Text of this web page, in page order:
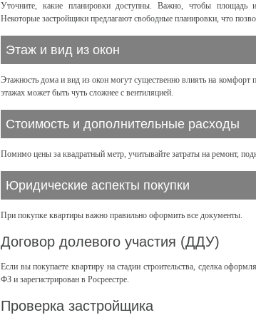
Уточните, какие планировки доступны. Важно, чтобы площадь
Некоторые застройщики предлагают свободные планировки, что
Этаж и вид из окон
Этажность дома и вид из окон могут существенно влиять на
этажах может быть чуть сложнее с вентиляцией.
Стоимость и дополнительные расходы
Помимо цены за квадратный метр, учитывайте затраты на ремонт,
Юридические аспекты покупки
При покупке квартиры важно правильно оформить все документы.
Договор долевого участия (ДДУ)
Если вы покупаете квартиру на стадии строительства, сделка
ФЗ и зарегистрирован в Росреестре.
Проверка застройщика